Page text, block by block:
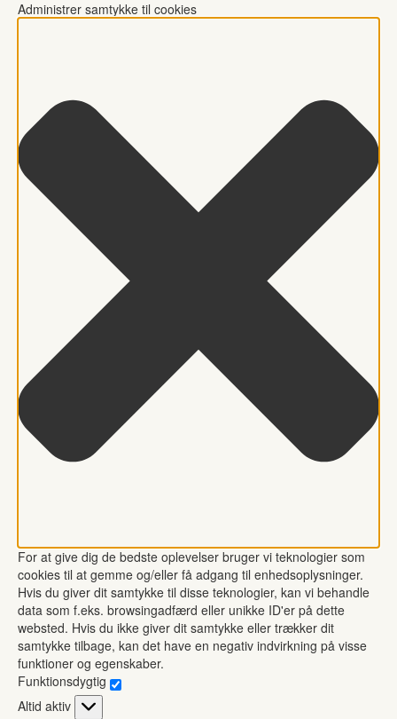
Administrer samtykke til cookies
For at give dig de bedste oplevelser bruger vi teknologier som
cookies til at gemme og/eller få adgang til enhedsoplysninger.
Hvis du giver dit samtykke til disse teknologier, kan vi behandle
data som f.eks. browsingadfærd eller unikke ID'er på dette
websted. Hvis du ikke giver dit samtykke eller trækker dit
samtykke tilbage, kan det have en negativ indvirkning på visse
funktioner og egenskaber.
Funktionsdygtig
Funktionsdygtig
Altid aktiv